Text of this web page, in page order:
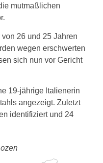
mutmaßlichen
26 und 25 Jahren
wegen erschwerten
sich nun vor Gericht
19-jährige Italienerin
angezeigt. Zuletzt
identifiziert und 24